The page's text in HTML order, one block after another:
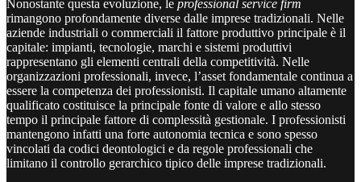
Nonostante questa evoluzione, le professional service firm
rimangono profondamente diverse dalle imprese tradizionali. Nelle
aziende industriali o commerciali il fattore produttivo principale è il
capitale: impianti, tecnologie, marchi e sistemi produttivi
rappresentano gli elementi centrali della competitività. Nelle
organizzazioni professionali, invece, l’asset fondamentale continua a
essere la competenza dei professionisti. Il capitale umano altamente
qualificato costituisce la principale fonte di valore e allo stesso
tempo il principale fattore di complessità gestionale. I professionisti
mantengono infatti una forte autonomia tecnica e sono spesso
vincolati da codici deontologici e da regole professionali che
limitano il controllo gerarchico tipico delle imprese tradizionali.